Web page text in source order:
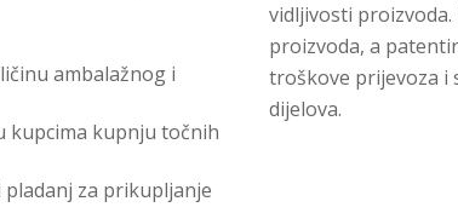
ambalažnog i
kupcima kupnju točnih
za prikupljanje
vidljivosti
proizvoda, a
troškove prijevoza i
dijelova.